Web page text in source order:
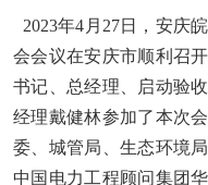
2023年4月 27日， 安庆
会会议在安庆市顺利召
书记、总经理、启动验
经理戴健林参加了本次
委、城管局、生态环境
中国电力工程顾问集团